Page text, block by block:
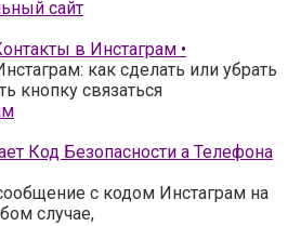
в Инстаграм •
как сделать или убрать
кнопку связаться
Код Безопасности а Телефона
с кодом Инстаграм на
случае,